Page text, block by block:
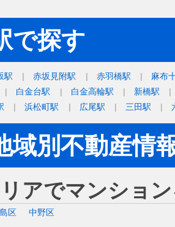
で探す
駅 赤坂見附駅 赤羽橋駅
麻布
白金台駅 白金高輪駅
新橋駅
浜松町駅 広尾駅 三田駅
域別不動産情
アでマンショ
区 中野区